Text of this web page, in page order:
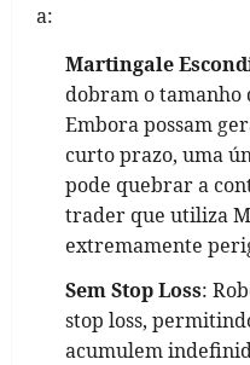
a:
Martingale
dobram o tamanho
Embora possam
curto prazo, uma
pode quebrar a
trader que utiliza
extremamente
Sem Stop Loss:
stop loss,
acumulem